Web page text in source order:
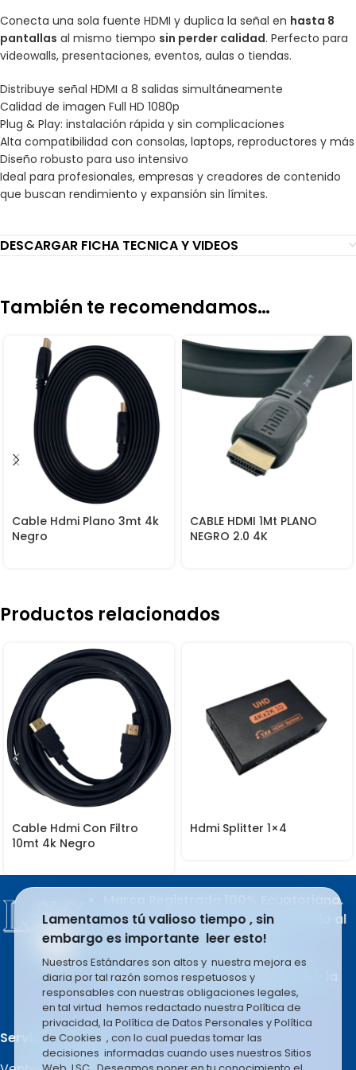
Conecta una sola fuente HDMI y duplica la señal en hasta 8
pantallas al mismo tiempo sin perder calidad. Perfecto para
videowalls, presentaciones, eventos, aulas o tiendas.
Distribuye señal HDMI a 8 salidas simultáneamente
Calidad de imagen Full HD 1080p
Plug & Play: instalación rápida y sin complicaciones
Alta compatibilidad con consolas, laptops, reproductores y más
Diseño robusto para uso intensivo
Ideal para profesionales, empresas y creadores de contenido
que buscan rendimiento y expansión sin límites.
DESCARGAR FICHA TECNICA Y VIDEOS
También te recomendamos…
Cable Hdmi Plano 3mt 4k
Negro
CABLE HDMI 1Mt PLANO
NEGRO 2.0 4K
Productos relacionados
Cable Hdmi Con Filtro
10mt 4k Negro
Hdmi Splitter 1×4
Marca Registrada 100% Ecuatoriana.
Producto del esfuerzo apasionado al
trabajo de sus integrantes.
LSC COMPANY S.A se rige en la
filosofía basada en el liderazgo y la
mejora constante e infinita.
Servicio al Cliente.
Lamentamos tú valioso tiempo , sin
embargo es importante leer esto!
Nuestros Estándares son altos y nuestra mejora es
diaria por tal razón somos respetuosos y
responsables con nuestras obligaciones legales,
en tal virtud hemos redactado nuestra Política de
privacidad, la Política de Datos Personales y Política
de Cookies , con lo cual puedas tomar las
decisiones informadas cuando uses nuestros Sitios